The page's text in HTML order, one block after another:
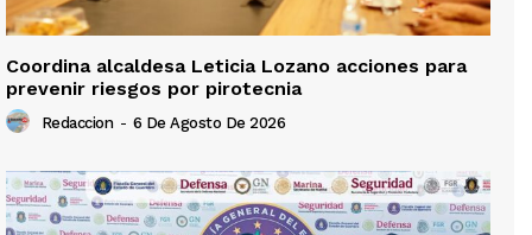
Coordina alcaldesa Leticia Lozano acciones para
prevenir riesgos por pirotecnia
Redaccion - 6 De Agosto De 2026